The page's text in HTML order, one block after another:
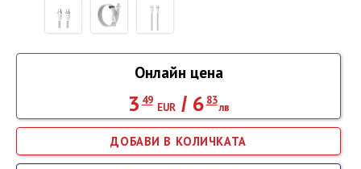
Онлайн цена
3 49
EUR/ 6 83
лв